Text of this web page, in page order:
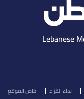
نداء القرّاء خاص الموقع